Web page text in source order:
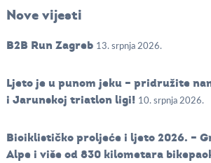
Nove vijesti
B2B Run Zagreb 13. srpnja 2026.
Ljeto je u punom jeku – pridružite
i Jarunskoj triatlon ligi! 10. srpnja 2026.
Biciklističko proljeće i ljeto 2026. –
Alpe i više od 830 kilometara